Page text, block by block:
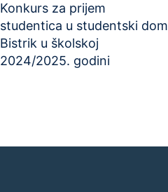
Konkurs za prijem
studentica u studentski dom
Bistrik u školskoj
2024/2025. godini